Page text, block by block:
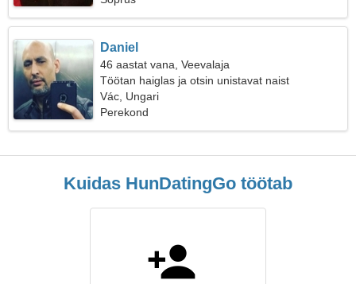
Daniel
46 aastat vana, Veevalaja
Töötan haiglas ja otsin unistavat naist
Vác, Ungari
Perekond
Kuidas HunDatingGo töötab